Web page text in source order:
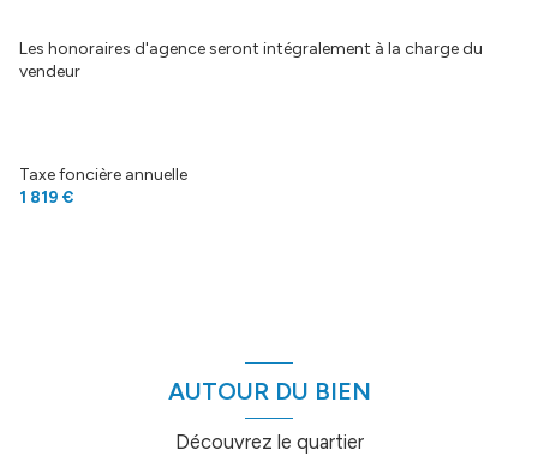
Chauffage collectif : air pulsé (electrique)
Les honoraires d'agence seront intégralement à la charge du
vendeur
Taxe foncière annuelle
1 819 €
AUTOUR DU BIEN
Découvrez le quartier